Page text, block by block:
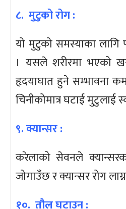
८. मुटुको रोग :
यो मुटुको समस्याका लागि
। यसले शरीरमा भएको
हृदयाघात हुने सम्भावना
चिनीकोमात्र घटाई मुटुलाई
९. क्यान्सर :
करेलाको सेवनले
जोगाउँछ र क्यान्सर रोग
१०. तौल घटाउन :